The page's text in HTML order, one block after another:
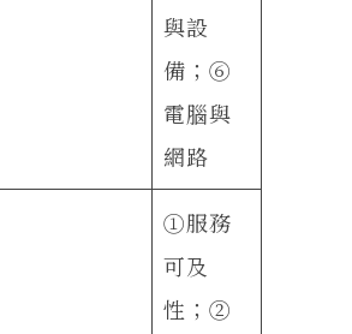
與設
備；⑥
電腦與
網路
①服務
可及
性；②